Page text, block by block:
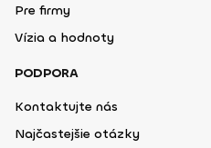
Pre firmy
Vízia a hodnoty
PODPORA
Kontaktujte nás
Najčastejšie otázky